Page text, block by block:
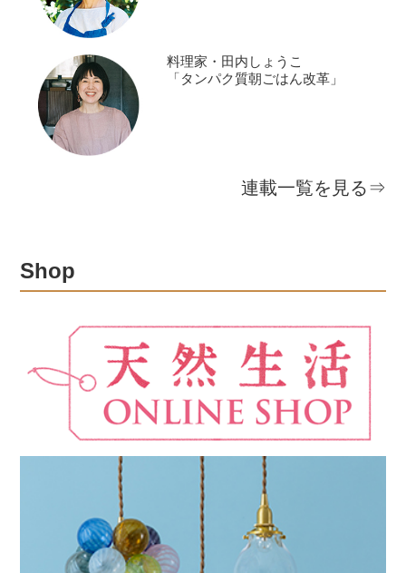
料理家・田内しょうこ
「タンパク質朝ごはん改革」
連載一覧を見る⇒
Shop